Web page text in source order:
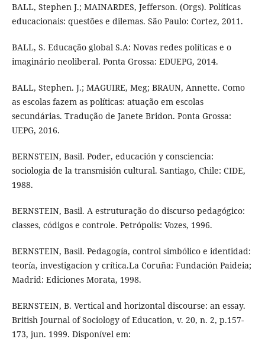
BALL, Stephen J.; MAINARDES, Jefferson. (Orgs). Políticas
educacionais: questões e dilemas. São Paulo: Cortez, 2011.
BALL, S. Educação global S.A: Novas redes políticas e o
imaginário neoliberal. Ponta Grossa: EDUEPG, 2014.
BALL, Stephen. J.; MAGUIRE, Meg; BRAUN, Annette. Como
as escolas fazem as políticas: atuação em escolas
secundárias. Tradução de Janete Bridon. Ponta Grossa:
UEPG, 2016.
BERNSTEIN, Basil. Poder, educación y consciencia:
sociologia de la transmisión cultural. Santiago, Chile: CIDE,
1988.
BERNSTEIN, Basil. A estruturação do discurso pedagógico:
classes, códigos e controle. Petrópolis: Vozes, 1996.
BERNSTEIN, Basil. Pedagogía, control simbólico e identidad:
teoría, investigacíon y crítica.La Coruña: Fundación Paideia;
Madrid: Ediciones Morata, 1998.
BERNSTEIN, B. Vertical and horizontal discourse: an essay.
British Journal of Sociology of Education, v. 20, n. 2, p.157-
173, jun. 1999. Disponível em: